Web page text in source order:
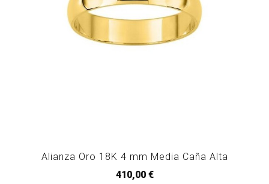
Alianza Oro 18K 4 mm Media Caña Alta
410,00 €